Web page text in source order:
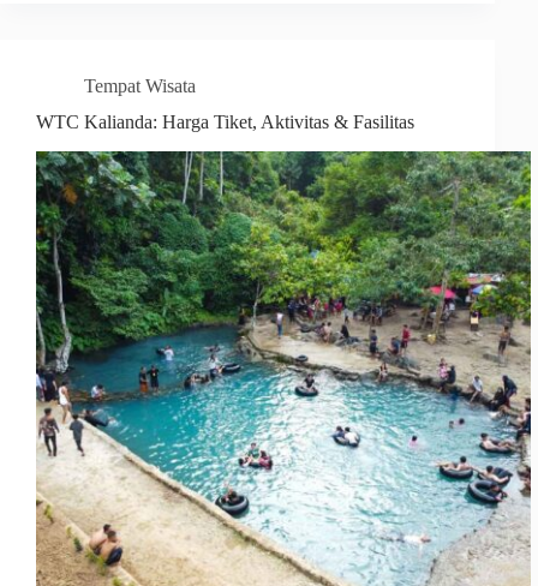
Tempat Wisata
WTC Kalianda: Harga Tiket, Aktivitas & Fasilitas